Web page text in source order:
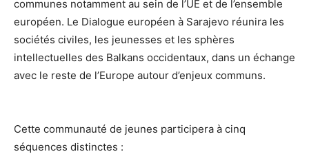
communes notamment au sein de l’UE et de l’ensemble
européen. Le Dialogue européen à Sarajevo réunira les
sociétés civiles, les jeunesses et les sphères
intellectuelles des Balkans occidentaux, dans un échange
avec le reste de l’Europe autour d’enjeux communs.
Cette communauté de jeunes participera à cinq
séquences distinctes :